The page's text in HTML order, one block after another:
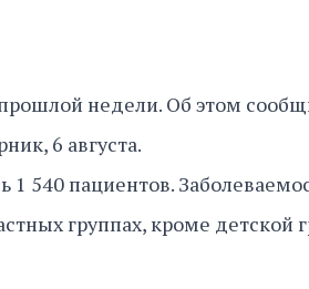
недели. Об этом
6 августа.
540 пациентов.
группах, кроме детской